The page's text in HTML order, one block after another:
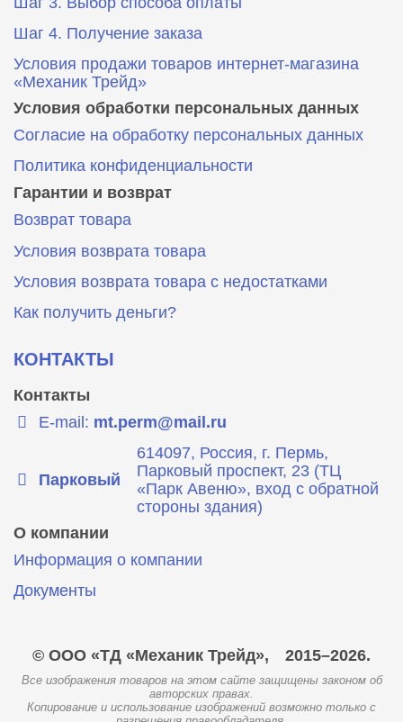
Шаг 4. Получение заказа
Условия продажи товаров интернет-магазина
«Механик Трейд»
Условия обработки персональных данных
Согласие на обработку персональных данных
Политика конфиденциальности
Гарантии и возврат
Возврат товара
Условия возврата товара
Условия возврата товара с недостатками
Как получить деньги?
КОНТАКТЫ
Контакты
E-mail: mt.perm@mail.ru
Парковый
614097, Россия, г. Пермь,
Парковый проспект, 23 (ТЦ
«Парк Авеню», вход с обратной
стороны здания)
О компании
Информация о компании
Документы
© ООО «ТД «Механик Трейд», 2015–2026.
Все изображения товаров на этом сайте защищены законом об
авторских правах.
Копирование и использование изображений возможно только с